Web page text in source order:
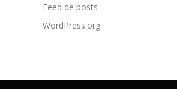
Feed de posts
WordPress.org